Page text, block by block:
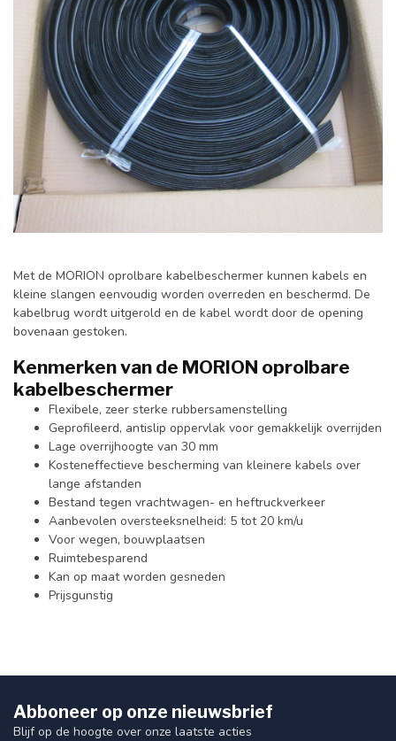
Met de MORION oprolbare kabelbeschermer kunnen kabels en
kleine slangen eenvoudig worden overreden en beschermd. De
kabelbrug wordt uitgerold en de kabel wordt door de opening
bovenaan gestoken.
Kenmerken van de MORION oprolbare
kabelbeschermer
Flexibele, zeer sterke rubbersamenstelling
Geprofileerd, antislip oppervlak voor gemakkelijk overrijden
Lage overrijhoogte van 30 mm
Kosteneffectieve bescherming van kleinere kabels over
lange afstanden
Bestand tegen vrachtwagen- en heftruckverkeer
Aanbevolen oversteeksnelheid: 5 tot 20 km/u
Voor wegen, bouwplaatsen
Ruimtebesparend
Kan op maat worden gesneden
Prijsgunstig
Abboneer op onze nieuwsbrief
Blijf op de hoogte over onze laatste acties